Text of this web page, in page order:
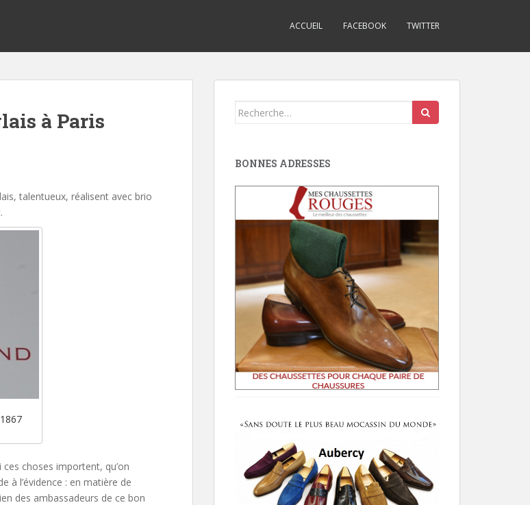
ACCUEIL FACEBOOK TWITTER
à Paris
talentueux, réalisent avec brio
ces choses importent, qu’on
à l’évidence : en matière de
des ambassadeurs de ce bon
Search
BONNES ADRESSES